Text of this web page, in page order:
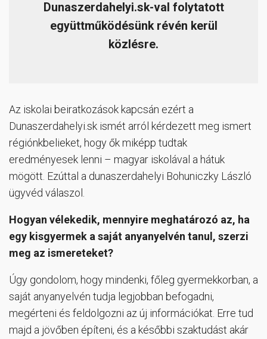
Dunaszerdahelyi.sk-val folytatott
együttműködésünk révén kerül
közlésre.
Az iskolai beiratkozások kapcsán ezért a
Dunaszerdahelyi.sk ismét arról kérdezett meg ismert
régiónkbelieket, hogy ők miképp tudtak
eredményesek lenni – magyar iskolával a hátuk
mögött. Ezúttal a dunaszerdahelyi Bohuniczky László
ügyvéd válaszol.
Hogyan vélekedik, mennyire meghatározó az, ha
egy kisgyermek a saját anyanyelvén tanul, szerzi
meg az ismereteket?
Úgy gondolom, hogy mindenki, főleg gyermekkorban, a
saját anyanyelvén tudja legjobban befogadni,
megérteni és feldolgozni az új információkat. Erre tud
majd a jövőben építeni, és a későbbi szaktudást akár